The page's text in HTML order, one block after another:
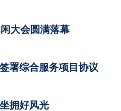
大会圆满落幕
署综合服务项目协议
拥好风光